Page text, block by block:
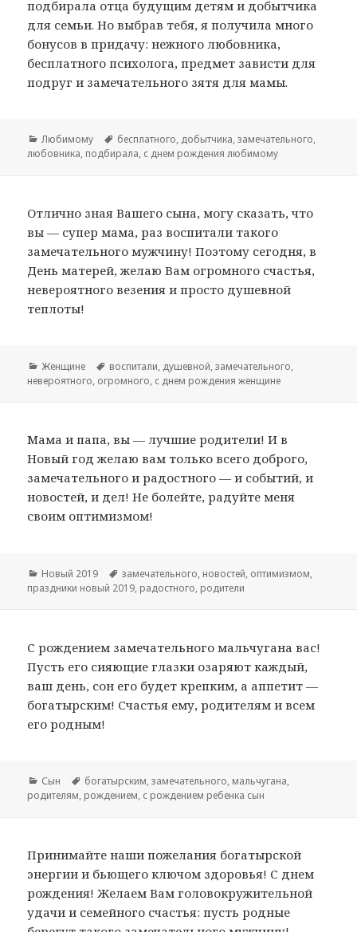
подбирала отца будущим детям и добытчика
для семьи. Но выбрав тебя, я получила много
бонусов в придачу: нежного любовника,
бесплатного психолога, предмет зависти для
подруг и замечательного зятя для мамы.
Рубрики
Любимому Метки
бесплатного, добытчика,замечательного,
любовника, подбирала, с днем рождения любимому
Отлично зная Вашего сына, могу сказать, что
вы — супер мама, раз воспитали такого
замечательного мужчину! Поэтому сегодня, в
День матерей, желаю Вам огромного счастья,
невероятного везения и просто душевной
теплоты!
Рубрики
Женщине Метки
воспитали, душевной,замечательного,
невероятного, огромного, с днем рождения женщине
Мама и папа, вы — лучшие родители! И в
Новый год желаю вам только всего доброго,
замечательного и радостного — и событий, и
новостей, и дел! Не болейте, радуйте меня
своим оптимизмом!
Рубрики
Новый 2019 Метки
замечательного, новостей, оптимизмом,
праздники новый 2019, радостного, родители
С рождением замечательного мальчугана вас!
Пусть его сияющие глазки озаряют каждый,
ваш день, сон его будет крепким, а аппетит —
богатырским! Счастья ему, родителям и всем
его родным!
Рубрики
Сын Метки
богатырским,замечательного, мальчугана,
родителям, рождением, с рождением ребенка сын
Принимайте наши пожелания богатырской
энергии и бьющего ключом здоровья! С днем
рождения! Желаем Вам головокружительной
удачи и семейного счастья: пусть родные